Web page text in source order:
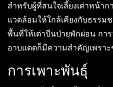
สำหรับผู้ที่สนใจเลี้ยงเต่าหน้า
แวดล้อมให้ใกล้เคียงกับธรรม
พื้นที่ให้เต่าปีนป่ายพักผ่อน กา
อาบแดดก็มีความสำคัญเพรา
การเพาะพันธุ์